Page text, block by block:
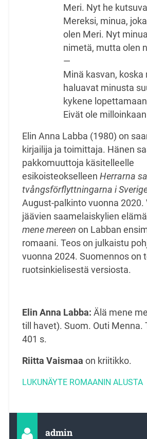
Meri. Nyt he
Mereksi, minua,
olen Meri. Nyt
nimetä, mutta olen
—
Minä kasvan, koska
haluavat minusta
kykene
Eivät ole
Elin Anna Labba (1980) on
kirjailija ja toimittaja. Hänen
pakkomuuttoja käsitelleelle
esikoisteokselleen Herrarna
tvångsförflyttningarna i
August-palkinto vuonna 2020.
jäävien saamelaiskylien
mene mereen on Labban
romaani. Teos on julkaistu
vuonna 2024. Suomennos on
ruotsinkielisestä versiosta.
Elin Anna Labba: Älä mene
till havet). Suom. Outi Menna.
401 s.
Riitta Vaismaa on kriitikko.
LUKUNÄYTE ROMAANIN ALUSTA
admin